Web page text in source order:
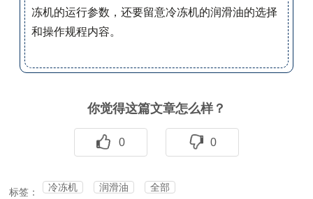
冻机的运行参数，还要留意冷冻机的润滑油的选择
和操作规程内容。
你觉得这篇文章怎么样？
0 0
标签： 冷冻机 润滑油 全部